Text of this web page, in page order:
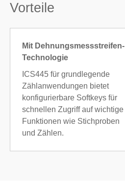
Vorteile
Mit Dehnungsmessstreifen-
Technologie
ICS445 für grundlegende
Zählanwendungen bietet
konfigurierbare Softkeys für
schnellen Zugriff auf wichtige
Funktionen wie Stichproben
und Zählen.